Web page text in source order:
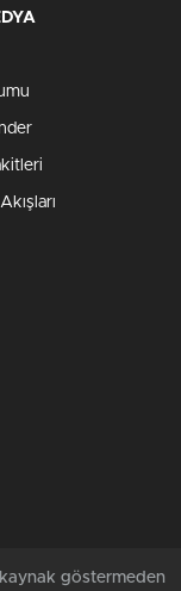
kaynak göstermeden